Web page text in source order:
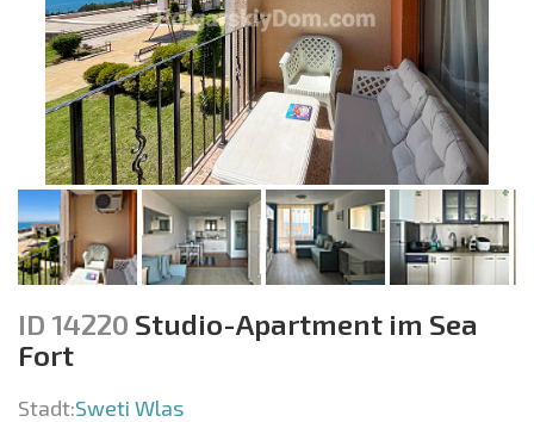
ID 14220 Studio-Apartment im Sea
Fort
Stadt:Sweti Wlas